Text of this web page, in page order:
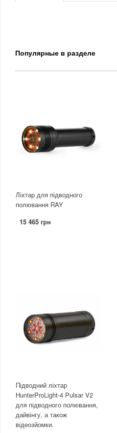
Популярные в разделе
Ліхтар для підводного
полювання RAY
15 465 грн
Підводний ліхтар
HunterProLight-4 Pulsar V2
для підводного полювання,
дайвінгу, а також
відеозйомки.